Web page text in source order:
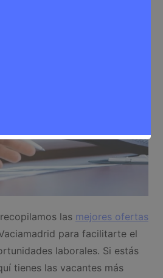
las mejores ofertas
para facilitarte el
laborales. Si estás
tienes las vacantes más